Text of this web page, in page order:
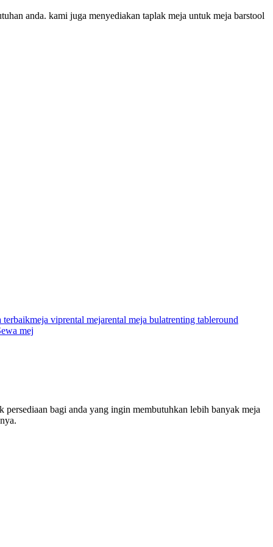
anda. kami juga menyediakan taplak meja untuk meja barstool
terbaikmeja viprental mejarental meja bulatrenting tableround
mej
bagi anda yang ingin membutuhkan lebih banyak meja